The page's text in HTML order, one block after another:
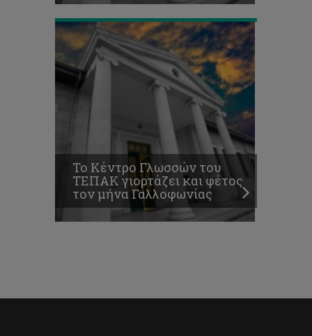
Το Κέντρο Γλωσσών του
ΤΕΠΑΚ γιορτάζει και φέτος
τον μήνα Γαλλοφωνίας